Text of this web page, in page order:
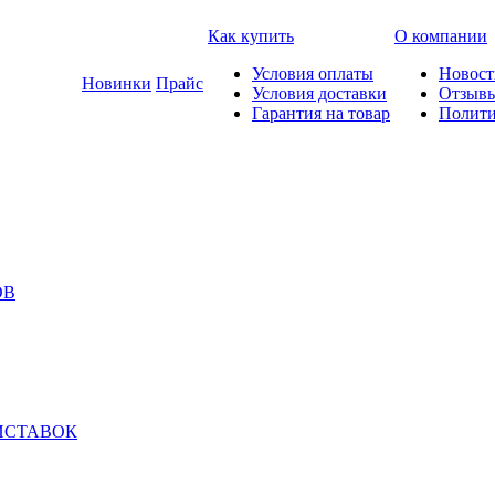
Новинки Прайс
Как купить
Условия оплаты
Условия доставки
Гарантия на товар
О компании